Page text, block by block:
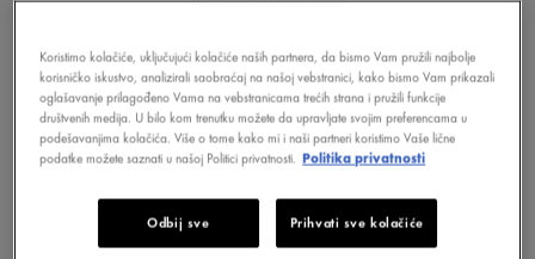
Koristimo kolačiće, uključujući kolačiće naših partnera, da bismo Vam pružili najbolje
korisničko iskustvo, analizirali saobraćaj na našoj vebstranici, kako bismo Vam prikazali
oglašavanje prilagođeno Vama na vebstranicama trećih strana i pružili funkcije
društvenih medija. U bilo kom trenutku možete da upravljate svojim preferencama u
podešavanjima kolačića. Više o tome kako mi i naši partneri koristimo Vaše lične
podatke možete saznati u našoj Politici privatnosti. Politika privatnosti
Odbij sve Prihvati sve kolačiće